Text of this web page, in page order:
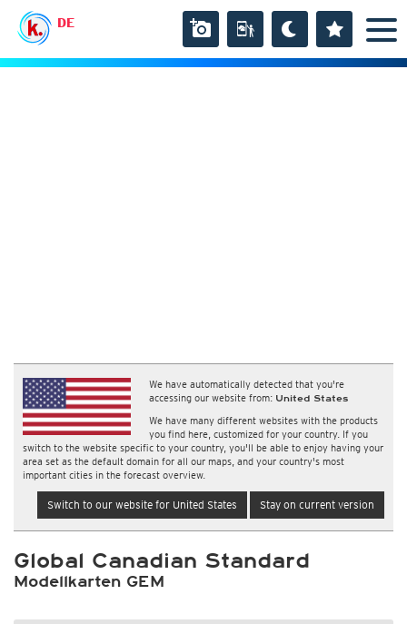
DE
We have automatically detected that you're
accessing our website from: United States
We have many different websites with the products
you find here, customized for your country. If you
switch to the website specific to your country, you'll be able to enjoy having your
area set as the default domain for all our maps, and your country's most
important cities in the forecast overview.
Switch to our website for United States Stay on current version
Global Canadian Standard
Modellkarten GEM